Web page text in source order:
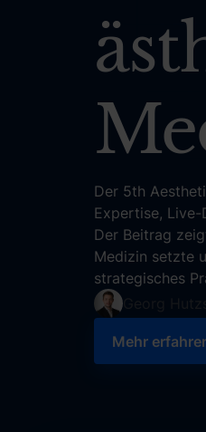
Der 5th
Expertise, Live-
Der Beitrag
Medizin setzte
strategisches
Mehr